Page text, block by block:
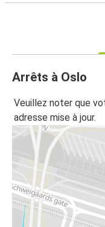
Arrêts à Oslo
Veuillez noter que
adresse mise à jour.